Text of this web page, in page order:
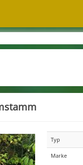
Typ
Marke